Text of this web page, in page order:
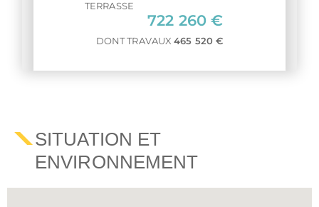
TERRASSE
722 260 €
DONT TRAVAUX465 520 €
PARKING
À PARTIR DE 22 950 €
SITUATION ET
ENVIRONNEMENT